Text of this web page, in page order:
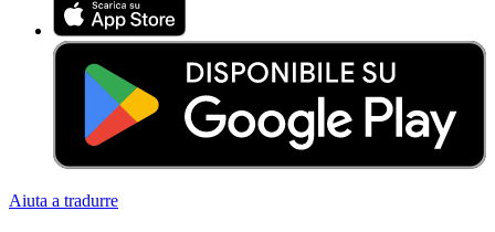
Aiuta a tradurre